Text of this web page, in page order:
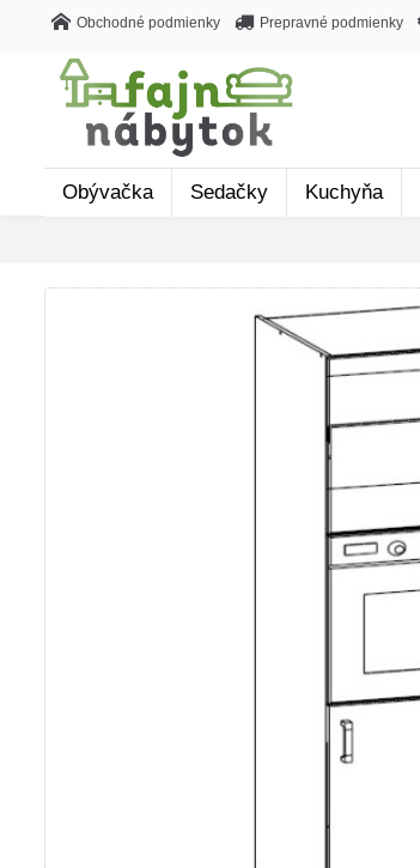
Obchodné podmienky Prepravné podmienky
Obývačka Sedačky Kuchyňa